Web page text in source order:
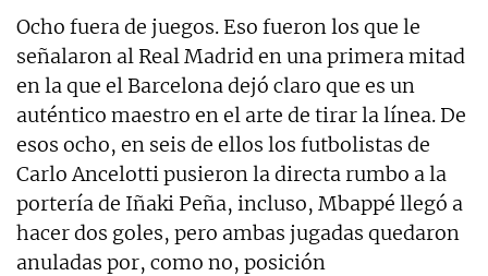
Ocho fuera de juegos. Eso fueron los que le
señalaron al Real Madrid en una primera mitad
en la que el Barcelona dejó claro que es un
auténtico maestro en el arte de tirar la línea. De
esos ocho, en seis de ellos los futbolistas de
Carlo Ancelotti pusieron la directa rumbo a la
portería de Iñaki Peña, incluso, Mbappé llegó a
hacer dos goles, pero ambas jugadas quedaron
anuladas por, como no, posición